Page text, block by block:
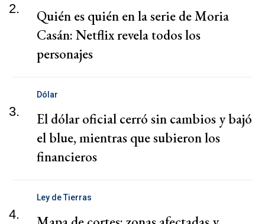
2.
Quién es quién en la serie de Moria
Casán: Netflix revela todos los
personajes
3.
Dólar
El dólar oficial cerró sin cambios y bajó
el blue, mientras que subieron los
financieros
4.
Ley de Tierras